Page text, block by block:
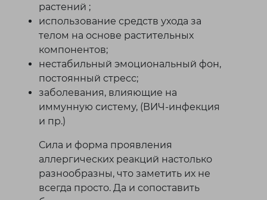
растений ;
использование средств ухода за
телом на основе растительных
компонентов;
нестабильный эмоциональный фон,
постоянный стресс;
заболевания, влияющие на
иммунную систему, (ВИЧ-инфекция
и пр.)
Сила и форма проявления
аллергических реакций настолько
разнообразны, что заметить их не
всегда просто. Да и сопоставить